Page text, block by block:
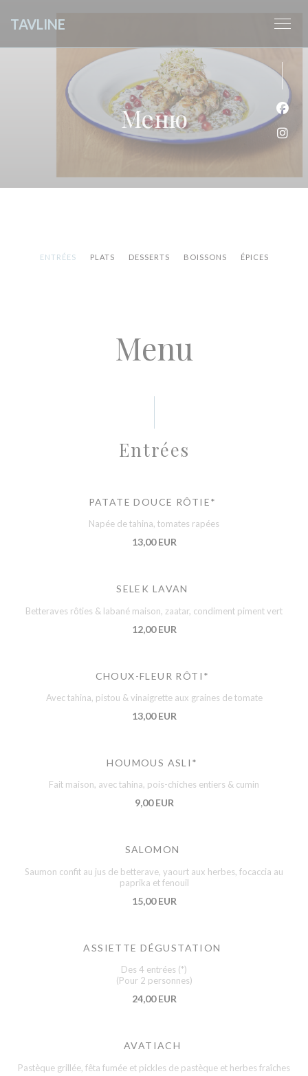
TAVLINE
Меню
ENTRÉES PLATS DESSERTS BOISSONS ÉPICES
Menu
Entrées
PATATE DOUCE RÔTIE*
Napée de tahina, tomates rapées
13,00 EUR
SELEK LAVAN
Betteraves rôties & labané maison, zaatar, condiment piment vert
12,00 EUR
CHOUX-FLEUR RÔTI*
Avec tahina, pistou & vinaigrette aux graines de tomate
13,00 EUR
HOUMOUS ASLI*
Fait maison, avec tahina, pois-chiches entiers & cumin
9,00 EUR
SALOMON
Saumon confit au jus de betterave, yaourt aux herbes, focaccia au
paprika et fenouil
15,00 EUR
ASSIETTE DÉGUSTATION
Des 4 entrées (*)
(Pour 2 personnes)
24,00 EUR
AVATIACH
Pastèque grillée, fêta fumée et pickles de pastèque et herbes fraîches